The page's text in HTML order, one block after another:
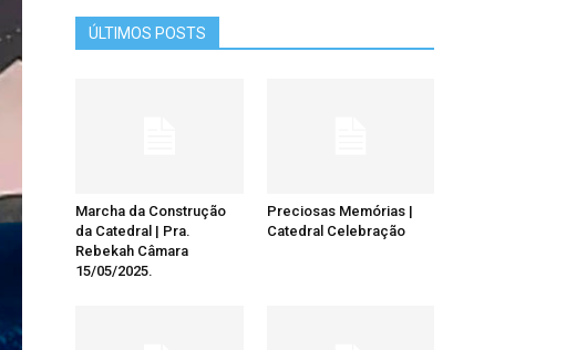
ÚLTIMOS POSTS
Marcha da Construção
da Catedral | Pra.
Rebekah Câmara
15/05/2025.
Preciosas Memórias |
Catedral Celebração